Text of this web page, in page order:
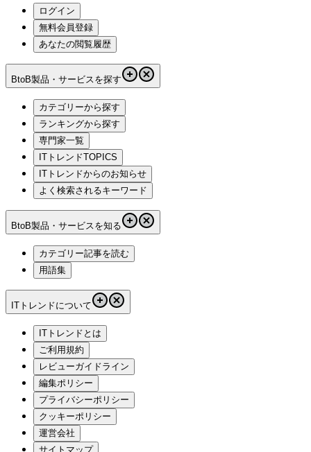
ログイン
無料会員登録
あなたの閲覧履歴
BtoB製品・サービスを探す
カテゴリーから探す
ランキングから探す
専門家一覧
ITトレンドTOPICS
ITトレンドからのお知らせ
よく検索されるキーワード
BtoB製品・サービスを知る
カテゴリー記事を読む
用語集
ITトレンドについて
ITトレンドとは
ご利用規約
レビューガイドライン
編集ポリシー
プライバシーポリシー
クッキーポリシー
運営会社
サイトマップ